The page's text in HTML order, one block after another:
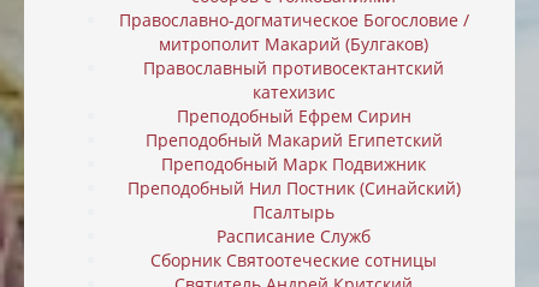
Православно-догматическое Богословие /
митрополит Макарий (Булгаков)
Православный противосектантский
катехизис
Преподобный Ефрем Сирин
Преподобный Макарий Египетский
Преподобный Марк Подвижник
Преподобный Нил Постник (Синайский)
Псалтырь
Расписание Служб
Сборник Святоотеческие сотницы